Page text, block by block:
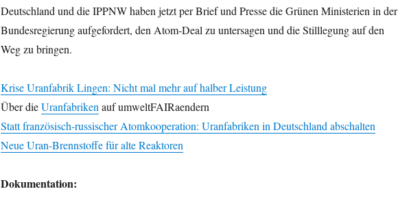
Deutschland und die IPPNW haben jetzt per Brief und Presse die Grünen Ministerien in der
Bundesregierung aufgefordert, den Atom-Deal zu untersagen und die Stilllegung auf den
Weg zu bringen.
Krise Uranfabrik Lingen: Nicht mal mehr auf halber Leistung
Über dieUranfabrikenauf umweltFAIRaendern
Statt französisch-russischer Atomkooperation: Uranfabriken in Deutschland abschalten
Neue Uran-Brennstoffe für alte Reaktoren
Dokumentation: